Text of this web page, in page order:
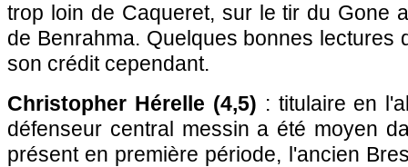
trop loin de Caqueret, sur le tir du Gone
de Benrahma. Quelques bonnes lectures
son crédit cependant.
Christopher Hérelle (4,5) : titulaire en
défenseur central messin a été moyen
présent en première période, l'ancien